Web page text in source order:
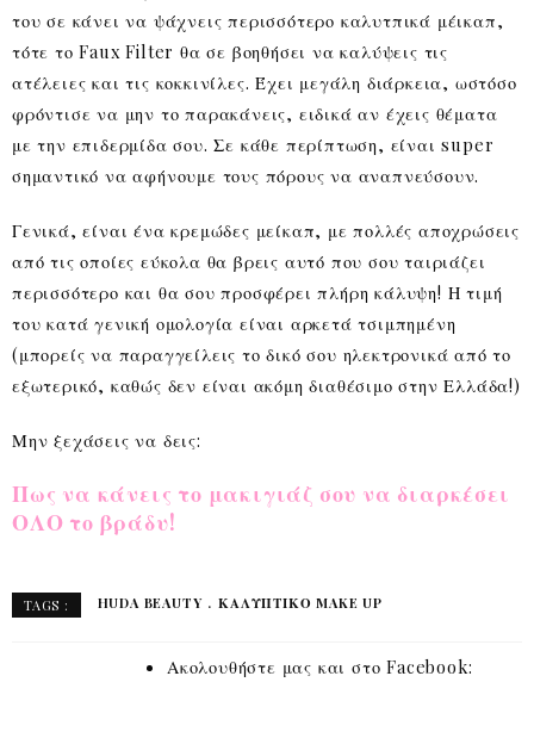
του σε κάνει να ψάχνεις περισσότερο καλυτπικά μέικαπ,
τότε το Faux Filter θα σε βοηθήσει να καλύψεις τις
ατέλειες και τις κοκκινίλες. Έχει μεγάλη διάρκεια, ωστόσο
φρόντισε να μην το παρακάνεις, ειδικά αν έχεις θέματα
με την επιδερμίδα σου. Σε κάθε περίπτωση, είναι super
σημαντικό να αφήνουμε τους πόρους να αναπνεύσουν.
Γενικά, είναι ένα κρεμώδες μείκαπ, με πολλές αποχρώσεις
από τις οποίες εύκολα θα βρεις αυτό που σου ταιριάζει
περισσότερο και θα σου προσφέρει πλήρη κάλυψη! Η τιμή
του κατά γενική ομολογία είναι αρκετά τσιμπημένη
(μπορείς να παραγγείλεις το δικό σου ηλεκτρονικά από το
εξωτερικό, καθώς δεν είναι ακόμη διαθέσιμο στην Ελλάδα!)
Μην ξεχάσεις να δεις:
Πως να κάνεις το μακιγιάζ σου να διαρκέσει
ΟΛΟ το βράδυ!
TAGS : HUDA BEAUTY ΚΑΛΥΠΤΙΚΟ MAKE UP
Ακολουθήστε μας και στο Facebook: